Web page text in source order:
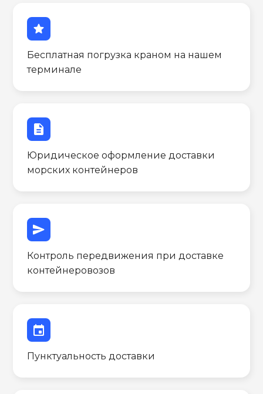
star
Бесплатная погрузка краном на нашем
терминале
description
Юридическое оформление доставки
морских контейнеров
send
Контроль передвижения при доставке
контейнеровозов
event
Пунктуальность доставки